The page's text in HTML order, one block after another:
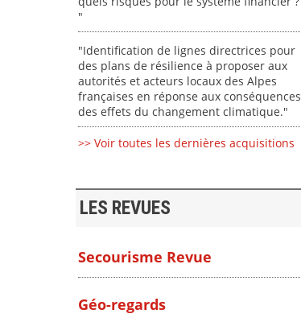
"
"Identification de lignes directrices pour
des plans de résilience à proposer aux
autorités et acteurs locaux des Alpes
françaises en réponse aux conséquences
des effets du changement climatique."
>> Voir toutes les dernières acquisitions
LES REVUES
Secourisme Revue
Géo-regards